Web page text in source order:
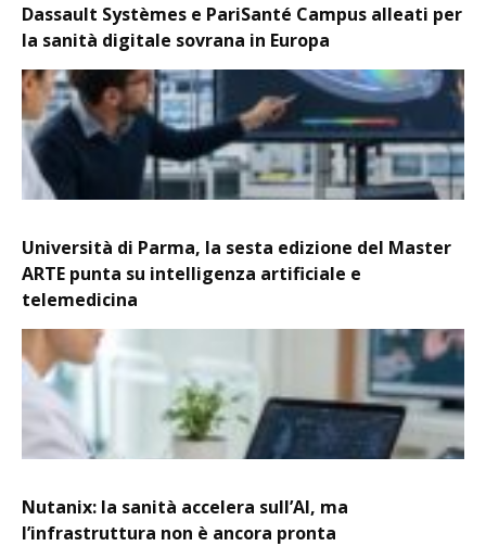
Dassault Systèmes e PariSanté Campus alleati per
la sanità digitale sovrana in Europa
Università di Parma, la sesta edizione del Master
ARTE punta su intelligenza artificiale e
telemedicina
Nutanix: la sanità accelera sull’AI, ma
l’infrastruttura non è ancora pronta